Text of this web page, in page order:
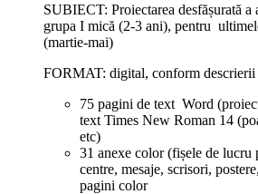
SUBIECT: Proiectarea desfășurată
grupa I mică (2-3 ani), pentru
(martie-mai)
FORMAT: digital, conform descrierii
75 pagini de text Word
text Times New Roman 14
etc)
31 anexe color (fișele de lucru
centre, mesaje, scrisori,
pagini color